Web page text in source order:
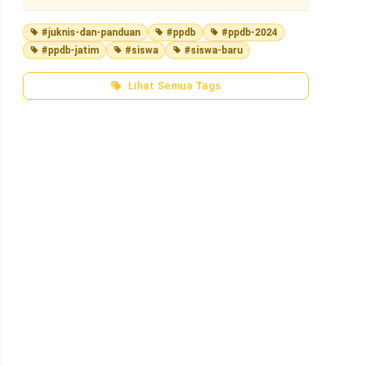
#juknis-dan-panduan #ppdb
#ppdb-2024
#ppdb-jatim
#siswa #siswa-baru
Lihat Semua Tags